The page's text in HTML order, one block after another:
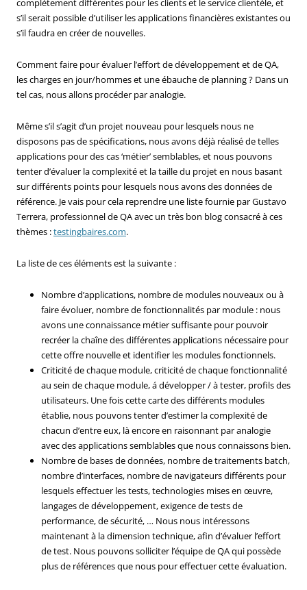
complètement différentes pour les clients et le service clientèle, et
s’il serait possible d’utiliser les applications financières existantes ou
s’il faudra en créer de nouvelles.
Comment faire pour évaluer l’effort de développement et de QA,
les charges en jour/hommes et une ébauche de planning ? Dans un
tel cas, nous allons procéder par analogie.
Même s’il s’agit d’un projet nouveau pour lesquels nous ne
disposons pas de spécifications, nous avons déjà réalisé de telles
applications pour des cas ‘métier’ semblables, et nous pouvons
tenter d’évaluer la complexité et la taille du projet en nous basant
sur différents points pour lesquels nous avons des données de
référence. Je vais pour cela reprendre une liste fournie par Gustavo
Terrera, professionnel de QA avec un très bon blog consacré à ces
thèmes :testingbaires.com.
La liste de ces éléments est la suivante :
Nombre d’applications, nombre de modules nouveaux ou à
faire évoluer, nombre de fonctionnalités par module : nous
avons une connaissance métier suffisante pour pouvoir
recréer la chaîne des différentes applications nécessaire pour
cette offre nouvelle et identifier les modules fonctionnels.
Criticité de chaque module, criticité de chaque fonctionnalité
au sein de chaque module, á développer / à tester, profils des
utilisateurs. Une fois cette carte des différents modules
établie, nous pouvons tenter d’estimer la complexité de
chacun d’entre eux, là encore en raisonnant par analogie
avec des applications semblables que nous connaissons bien.
Nombre de bases de données, nombre de traitements batch,
nombre d’interfaces, nombre de navigateurs différents pour
lesquels effectuer les tests, technologies mises en œuvre,
langages de développement, exigence de tests de
performance, de sécurité, … Nous nous intéressons
maintenant à la dimension technique, afin d’évaluer l’effort
de test. Nous pouvons solliciter l’équipe de QA qui possède
plus de références que nous pour effectuer cette évaluation.